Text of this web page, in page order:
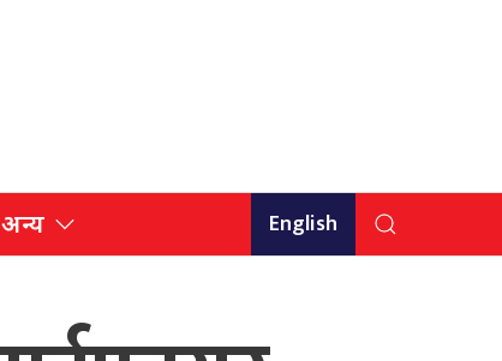
अन्य English